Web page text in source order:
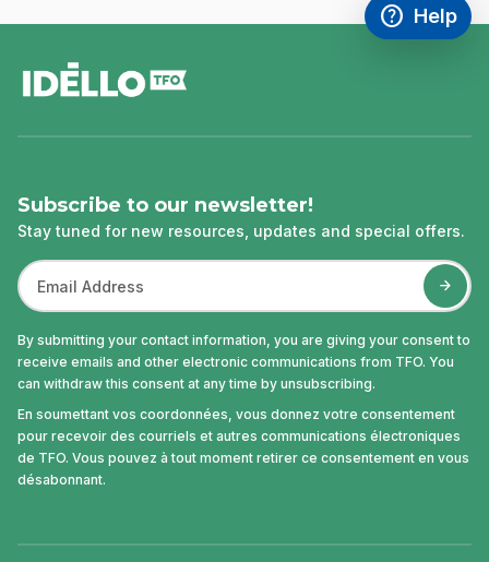
help
Access
Help
,This link
Subscribe to our newsletter!
Stay tuned for new resources, updates and special offers.
By submitting your contact information, you are giving your consent to
receive emails and other electronic communications from TFO. You
can withdraw this consent at any time by unsubscribing.
En soumettant vos coordonnées, vous donnez votre consentement
pour recevoir des courriels et autres communications électroniques
de TFO. Vous pouvez à tout moment retirer ce consentement en vous
désabonnant.